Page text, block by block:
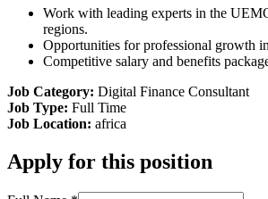
Work with leading experts in the
regions.
Opportunities for professional growth
Competitive salary and benefits
Job Category: Digital Finance Consultant
Job Type: Full Time
Job Location: africa
Apply for this position